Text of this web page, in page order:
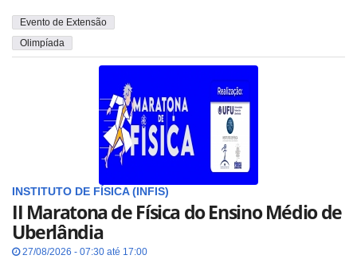
Evento de Extensão
Olimpíada
INSTITUTO DE FÍSICA (INFIS)
II Maratona de Física do Ensino Médio de
Uberlândia
27/08/2026 - 07:30 até 17:00